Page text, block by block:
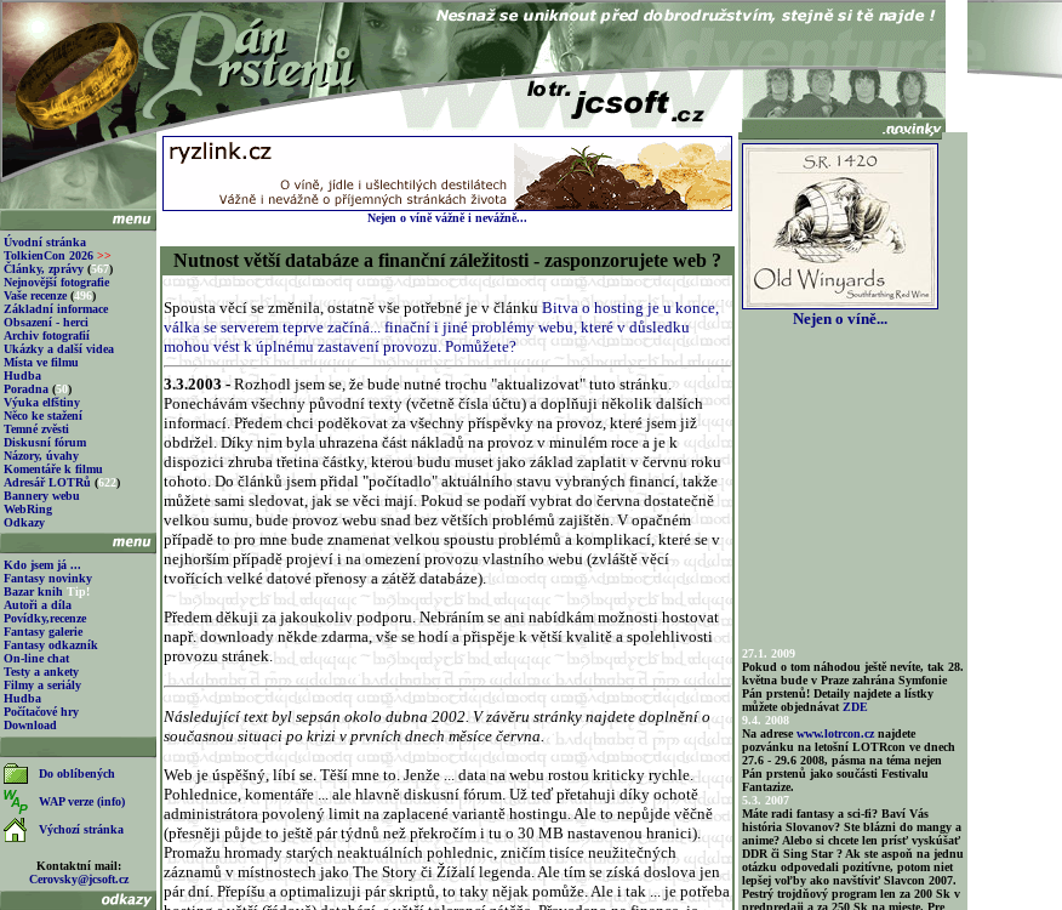
Úvodní stránka
TolkienCon 2026 >>
Články, zprávy (567)
Nejnovější fotografie
Vaše recenze (496)
Základní informace
Obsazení - herci
Archiv fotografií
Ukázky a další videa
Místa ve filmu
Hudba
Poradna (50)
Výuka elfštiny
Něco ke stažení
Temné zvěsti
Diskusní fórum
Názory, úvahy
Komentáře k filmu
Adresář LOTRů (622)
Bannery webu
WebRing
Odkazy
Kdo jsem já ...
Fantasy novinky
Bazar knih Tip!
Autoři a díla
Povídky,recenze
Fantasy galerie
Fantasy odkazník
On-line chat
Testy a ankety
Filmy a seriály
Hudba
Počítačové hry
Download
Do oblíbených
WAP verze (info)
Výchozí stránka
Kontaktní mail:
Cerovsky@jcsoft.cz
Nejen o víně vážně i nevážně...
Nutnost větší databáze a finanční záležitosti - zasponzorujete web ?
Spousta věcí se změnila, ostatně vše potřebné je v článkuBitva o hosting je u konce,
válka se serverem teprve začíná... finační i jiné problémy webu, které v důsledku
mohou vést k úplnému zastavení provozu. Pomůžete?
3.3.2003 -Rozhodl jsem se, že bude nutné trochu "aktualizovat" tuto stránku.
Ponechávám všechny původní texty (včetně čísla účtu) a doplňuji několik dalších
informací. Předem chci poděkovat za všechny příspěvky na provoz, které jsem již
obdržel. Díky nim byla uhrazena část nákladů na provoz v minulém roce a je k
dispozici zhruba třetina částky, kterou budu muset jako základ zaplatit v červnu roku
tohoto. Do článků jsem přidal "počítadlo" aktuálního stavu vybraných financí, takže
můžete sami sledovat, jak se věci mají. Pokud se podaří vybrat do června dostatečně
velkou sumu, bude provoz webu snad bez větších problémů zajištěn. V opačném
případě to pro mne bude znamenat velkou spoustu problémů a komplikací, které se v
nejhorším případě projeví i na omezení provozu vlastního webu (zvláště věcí
tvořících velké datové přenosy a zátěž databáze).
Předem děkuji za jakoukoliv podporu. Nebráním se ani nabídkám možnosti hostovat
např. downloady někde zdarma, vše se hodí a přispěje k větší kvalitě a spolehlivosti
provozu stránek.
Následující text byl sepsán okolo dubna 2002. V závěru stránky najdete doplnění o
současnou situaci po krizi v prvních dnech měsíce června.
Web je úspěšný, líbí se. Těší mne to. Jenže ... data na webu rostou kriticky rychle.
Pohlednice, komentáře ... ale hlavně diskusní fórum. Už teď přetahuji díky ochotě
administrátora povolený limit na zaplacené variantě hostingu. Ale to nepůjde věčně
(přesněji půjde to ještě pár týdnů než překročím i tu o 30 MB nastavenou hranici).
Promažu hromady starých neaktuálních pohlednic, zničím tisíce neužitečných
záznamů v místnostech jako The Story či Žížalí legenda. Ale tím se získá doslova jen
pár dní. Přepíšu a optimalizuji pár skriptů, to taky nějak pomůže. Ale i tak ... je potřeba
Nejen o víně...
27.1. 2009
Pokud o tom náhodou ještě nevíte, tak 28.
května bude v Praze zahrána Symfonie
Pán prstenů! Detaily najdete a lístky
můžete objednávat ZDE
9.4. 2008
Na adrese www.lotrcon.cznajdete
pozvánku na letošní LOTRcon ve dnech
27.6 - 29.6 2008, pásma na téma nejen
Pán prstenů jako součásti Festivalu
Fantazize.
5.3. 2007
Máte radi fantasy a sci-fi? Baví Vás
história Slovanov? Ste blázni do mangy a
anime? Alebo si chcete len prísť vyskúšať
DDR či Sing Star ? Ak ste aspoň na jednu
otázku odpovedali pozitívne, potom niet
lepšej voľby ako navštíviť Slavcon 2007.
Pestrý trojdňový program len za 200 Sk v
predpredaji a za 250 Sk na mieste. Pre